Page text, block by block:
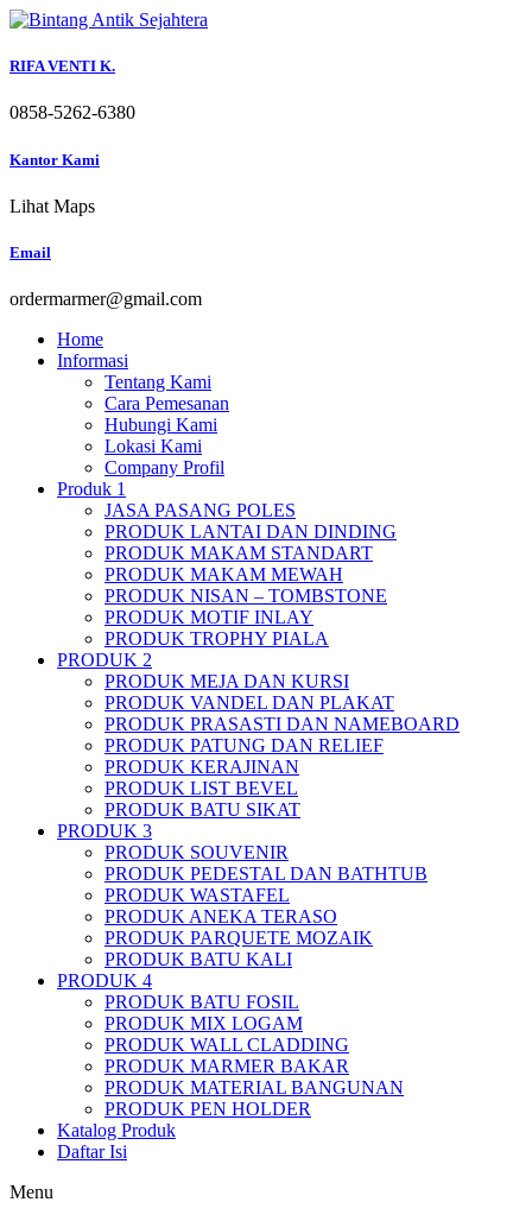
Skip
content
RIFA VENTI K.
0858-5262-6380
Kantor Kami
Lihat Maps
Email
ordermarmer@gmail.com
Home
Informasi
Tentang Kami
Cara Pemesanan
Hubungi Kami
Lokasi Kami
Company Profil
Produk 1
JASA PASANG POLES
PRODUK LANTAI DAN DINDING
PRODUK MAKAM STANDART
PRODUK MAKAM MEWAH
PRODUK NISAN – TOMBSTONE
PRODUK MOTIF INLAY
PRODUK TROPHY PIALA
PRODUK 2
PRODUK MEJA DAN KURSI
PRODUK VANDEL DAN PLAKAT
PRODUK PRASASTI DAN NAMEBOARD
PRODUK PATUNG DAN RELIEF
PRODUK KERAJINAN
PRODUK LIST BEVEL
PRODUK BATU SIKAT
PRODUK 3
PRODUK SOUVENIR
PRODUK PEDESTAL DAN BATHTUB
PRODUK WASTAFEL
PRODUK ANEKA TERASO
PRODUK PARQUETE MOZAIK
PRODUK BATU KALI
PRODUK 4
PRODUK BATU FOSIL
PRODUK MIX LOGAM
PRODUK WALL CLADDING
PRODUK MARMER BAKAR
PRODUK MATERIAL BANGUNAN
PRODUK PEN HOLDER
Katalog Produk
Daftar Isi
Menu